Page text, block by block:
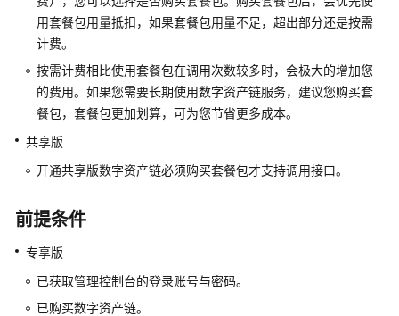
介
绍
快
速
入
门
用
南
开
发
指
用套餐包用量抵扣，如果套餐包用量不足，超出部分还是按需
计费。
按需计费相比使用套餐包在调用次数较多时，会极大的增加您
的费用。如果您需要长期使用数字资产链服务，建议您购买套
餐包，套餐包更加划算，可为您节省更多成本。
共享版
开通共享版数字资产链必须购买套餐包才支持调用接口。
前提条件
专享版
已获取管理控制台的登录账号与密码。
已购买数字资产链。